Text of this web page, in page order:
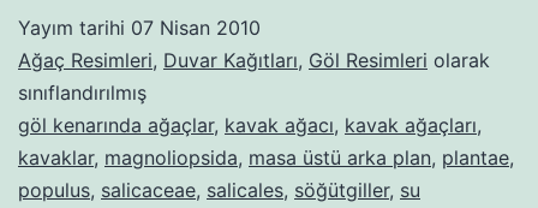
Yayım tarihi 07 Nisan 2010
Ağaç Resimleri, Duvar Kağıtları, Göl Resimleri olarak
sınıflandırılmış
göl kenarında ağaçlar, kavak ağacı, kavak ağaçları,
kavaklar, magnoliopsida, masa üstü arka plan, plantae,
populus, salicaceae, salicales, söğütgiller, su